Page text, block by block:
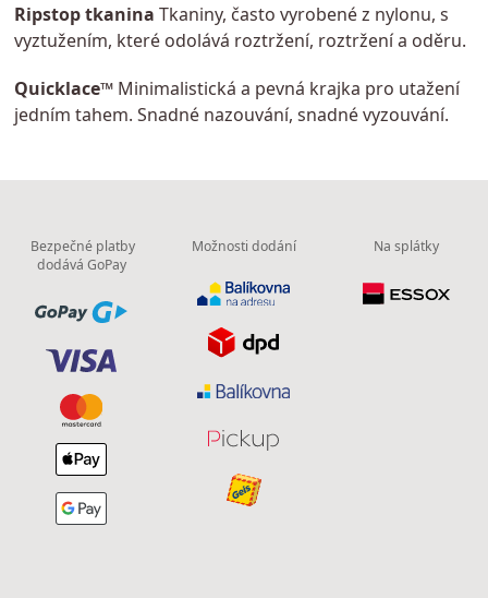
Ripstop tkanina Tkaniny, často vyrobené z nylonu, s
vyztužením, které odolává roztržení, roztržení a oděru.
Quicklace™Minimalistická a pevná krajka pro utažení
jedním tahem. Snadné nazouvání, snadné vyzouvání.
Bezpečné platby
dodává GoPay
Možnosti dodání Na splátky